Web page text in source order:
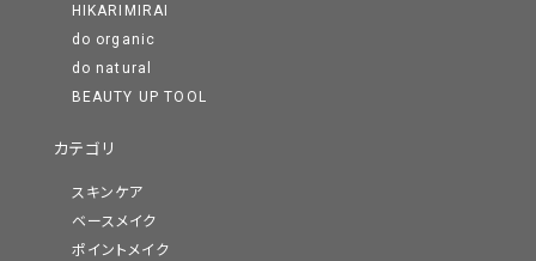
HIKARIMIRAI
do organic
do natural
BEAUTY UP TOOL
カテゴリ
スキンケア
ベースメイク
ポイントメイク